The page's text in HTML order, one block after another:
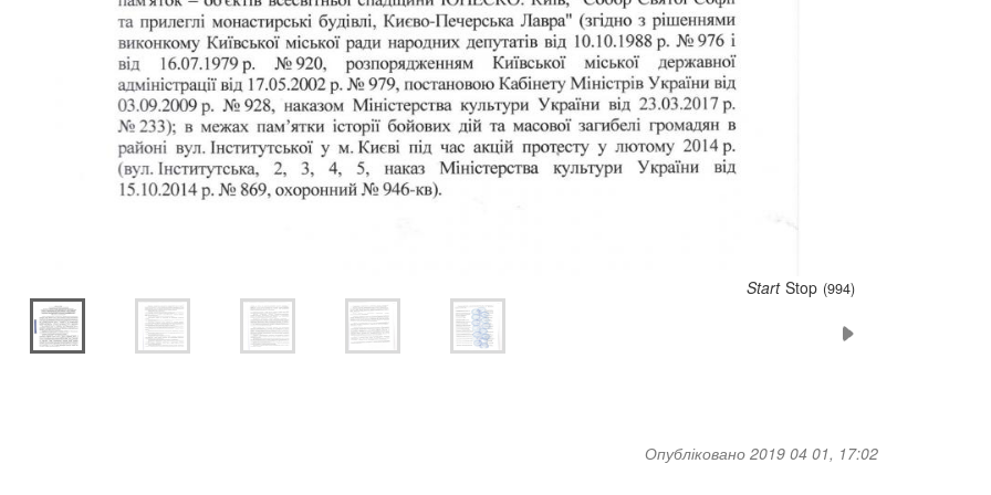
Start Stop (993)
Опубліковано 2019 04 01, 17:02